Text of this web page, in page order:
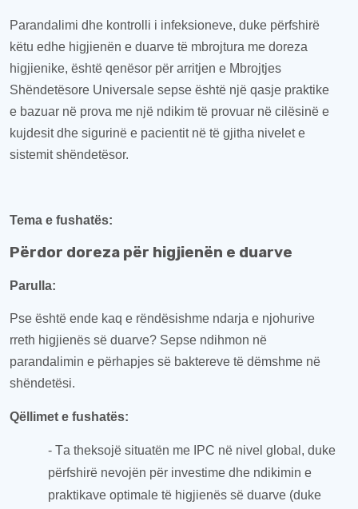
Parandalimi dhe kontrolli i infeksioneve, duke përfshirë
këtu edhe higjienën e duarve të mbrojtura me doreza
higjienike, është qenësor për arritjen e Mbrojtjes
Shëndetësore Universale sepse është një qasje praktike
e bazuar në prova me një ndikim të provuar në cilësinë e
kujdesit dhe sigurinë e pacientit në të gjitha nivelet e
sistemit shëndetësor.
Tema e fushatës:
Përdor doreza për higjienën e duarve
Parulla:
Pse është ende kaq e rëndësishme ndarja e njohurive
rreth higjienës së duarve? Sepse ndihmon në
parandalimin e përhapjes së baktereve të dëmshme në
shëndetësi.
Qëllimet e fushatës:
- Ta theksojë situatën me IPC në nivel global, duke
përfshirë nevojën për investime dhe ndikimin e
praktikave optimale të higjienës së duarve (duke